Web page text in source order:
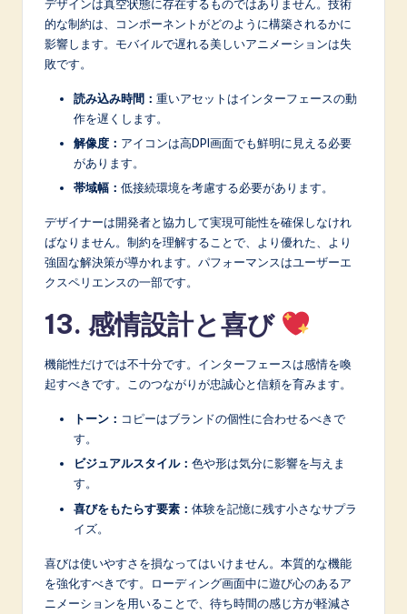
デザインは真空状態に存在するものではありません。技術
的な制約は、コンポーネントがどのように構築されるかに
影響します。モバイルで遅れる美しいアニメーションは失
敗です。
読み込み時間： 重いアセットはインターフェースの動
作を遅くします。
解像度： アイコンは高DPI画面でも鮮明に見える必要
があります。
帯域幅： 低接続環境を考慮する必要があります。
デザイナーは開発者と協力して実現可能性を確保しなけれ
ばなりません。制約を理解することで、より優れた、より
強固な解決策が導かれます。パフォーマンスはユーザーエ
クスペリエンスの一部です。
13. 感情設計と喜び
機能性だけでは不十分です。インターフェースは感情を喚
起すべきです。このつながりが忠誠心と信頼を育みます。
トーン： コピーはブランドの個性に合わせるべきで
す。
ビジュアルスタイル： 色や形は気分に影響を与えま
す。
喜びをもたらす要素： 体験を記憶に残す小さなサプラ
イズ。
喜びは使いやすさを損なってはいけません。本質的な機能
を強化すべきです。ローディング画面中に遊び心のあるア
ニメーションを用いることで、待ち時間の感じ方が軽減さ